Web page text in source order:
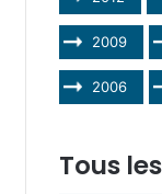
2009
2006
Tous